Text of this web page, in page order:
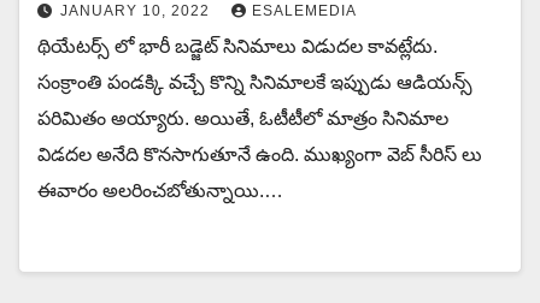
JANUARY 10, 2022 ESALEMEDIA
థియేటర్స్ లో భారీ బడ్జెట్ సినిమాలు విడుదల కావట్లేదు.
సంక్రాంతి పండక్కి వచ్చే కొన్ని సినిమాలకే ఇప్పుడు ఆడియన్స్
పరిమితం అయ్యారు. అయితే, ఓటీటీలో మాత్రం సినిమాల
విడదల అనేది కొనసాగుతూనే ఉంది. ముఖ్యంగా వెబ్ సీరిస్ లు
ఈవారం అలరించబోతున్నాయి.…